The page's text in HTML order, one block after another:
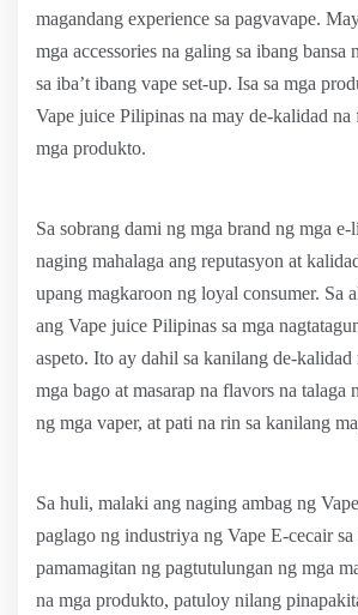
magandang experience sa pagvavape.
mga accessories na galing sa ibang bansa
sa iba’t ibang vape set-up. Isa sa mga
Vape juice Pilipinas na may de-kalidad na
mga produkto.
Sa sobrang dami ng mga brand ng mga
naging mahalaga ang reputasyon at
upang magkaroon ng loyal consumer. Sa
ang Vape juice Pilipinas sa mga
aspeto. Ito ay dahil sa kanilang de-
mga bago at masarap na flavors na talaga
ng mga vaper, at pati na rin sa kanilang
Sa huli, malaki ang naging ambag ng
paglago ng industriya ng Vape E-cecair
pamamagitan ng pagtutulungan ng mga
na mga produkto, patuloy nilang